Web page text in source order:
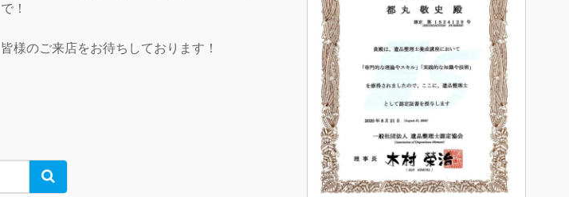
で！
皆様のご来店をお待ちしております！
Search